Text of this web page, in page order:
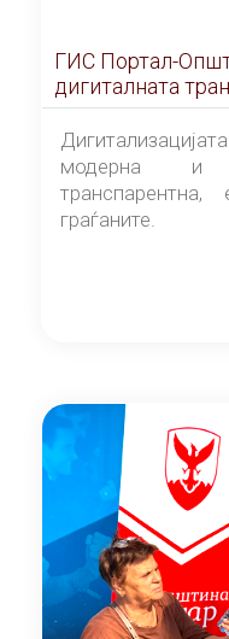
ГИС Портал-
дигиталната
модерна и
граѓаните.